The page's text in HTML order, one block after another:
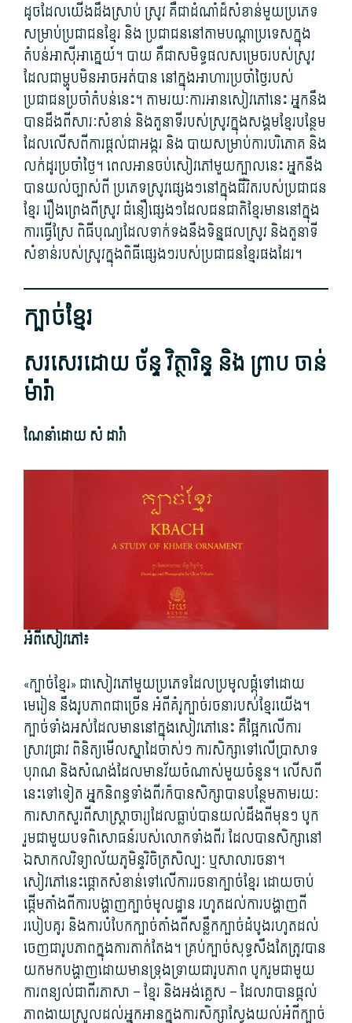
ដូចដែល​យើង​ដឹង​ស្រាប់ ស្រូវ គឺជា​ដំណាំ​ដ៏​សំខាន់​មួយ​ប្រភេទ
សម្រាប់​ប្រជាជន​ខ្មែរ និង ប្រជាជន​នៅ​តាម​បណ្ដា​ប្រទេស​ក្នុង​
តំបន់​អាស៊ី​អាគ្នេយ៍។ បាយ គឺជា​សមិទ្ធផល​សម្រេច​របស់​ស្រូវ
ដែល​ជា​ម្ហូប​មិន​អាច​អត់​បាន នៅ​ក្នុង​អាហារ​ប្រចាំថ្ងៃ​របស់​
ប្រជាជន​ប្រចាំ​តំបន់​នេះ។ តាមរយៈ​ការ​អាន​សៀវភៅ​នេះ អ្នក​នឹង​
បាន​ដឹង​ពី​សារៈសំ​ខាន់ និង​តួនាទី​របស់​ស្រូវ​ក្នុង​សង្គម​ខ្មែរ​បន្ថែម
ដែល​លើស​ពី​ការ​ផ្តល់​ជា​អង្ករ និង បាយ​សម្រាប់​ការ​បរិភោគ និង​
លក់ដូរ​ប្រចាំថ្ងៃ។ ពេល​អាន​ចប់​សៀវភៅ​មួយ​ក្បាល​នេះ អ្នក​នឹង​
បាន​យល់​ច្បាស់​ពី ប្រភេទ​ស្រូវ​ផ្សេងៗ​នៅ​ក្នុង​ជីវិត​របស់​ប្រជាជន​
ខ្មែរ រឿងព្រេង​ពី​ស្រូវ ជំនឿ​ផ្សេងៗ​ដែល​ជនជាតិ​ខ្មែរ​មាននៅ​ក្នុង​
ការ​ធ្វើស្រែ ពិធីបុណ្យ​ដែល​ទាក់ទង​នឹង​ទិន្នផល​ស្រូវ និង​តួនាទី​
សំខាន់​របស់​ស្រូវ​ក្នុង​ពិធី​ផ្សេងៗ​របស់​ប្រជាជន​ខ្មែរ​ផង​ដែរ។
ក្បាច់​ខ្មែរ​
សរសេរ​ដោយ ច័ន្ទ ​វិ​ត្ថា​រិន្ទ និង ព្រាប​ ចាន់​
ម៉ា​រ៉ា
​ណែនាំ​ដោយ សំ ដារ៉ា
អំពី​សៀវភៅ៖
«ក្បាច់​ខ្មែរ» ជា​សៀវភៅ​មួយ​ប្រភេទ​ដែល​ប្រមូលផ្ដុំ​ទៅ​ដោយ​
មេរៀន នឹង​រូបភាព​ជាច្រើន អំពី​គំរូ​ក្បាច់រចនា​របស់​ខ្មែរយើង។
ក្បាច់​ទាំងអស់​ដែល​មាននៅ​ក្នុង​សៀវភៅ​នេះ គឺ​ផ្អែកលើ​ការ
ស្រាវជ្រាវ ពិនិត្យមើល​ស្នា​ដៃ​ចាស់ៗ ការសិក្សា​ទៅលើ​ប្រាសាទ​
បុរាណ និង​សំណង់​ដែល​មាន​វ័យ​ចំណាស់​មួយ​ចំនួន។ លើស​ពី​
នេះ​ទៅទៀត អ្នកនិពន្ធ​ទាំងពីរ​ក៏បាន​សិក្សា​បាន​បន្ថែម​តាមរយៈ
ការសាកសួរ​ពី​សាស្ត្រាចារ្យ​ដែល​ធ្លាប់​បាន​យល់ដឹង​ពី​មុនៗ បូក
រួម​ជាមួយ​បទពិសោធន៍​របស់​លោក​ទាំងពីរ ដែល​បាន​សិក្សា​នៅ​
ឯ​សាកលវិទ្យាល័យ​ភូមិន្ទ​វិចិត្រ​សិល្បៈ ឬ​សាលា​រចនា។
សៀវភៅ​នេះ​ផ្ដោត​សំខាន់​ទៅលើ​ការរចនា​ក្បាច់​ខ្មែរ ដោយ​ចាប់
ផ្ដើម​តាំងពី​ការ​បង្ហាញ​ក្បាច់​មូលដ្ឋាន រហូតដល់​ការ​បង្ហាញ​ពី​
របៀប​គូរ និង​ការ​បំបែក​ក្បាច់​តាំងពី​សន្លឹក​ក្បាច់​ដំបូង​រហូតដល់​
ចេញ​ជា​រូបភាព​ក្នុង​ការ​តាក់តែង។ គ្រប់​ក្បាច់​សុទ្ធសឹងតែ​ត្រូវ​បាន​
យក​មក​បង្ហាញ​ដោយមាន​ទ្រុង​ទ្រាយ​ជា​រូបភាព បូករួម​ជាមួយ​
ការ​ពន្យល់​ជា​ពីរ​ភាសា – ខ្មែរ និង​អង់គ្លេស – ដែល​វា​បាន​ផ្ដល់​
ភាព​ងាយស្រួល​ដល់​អ្នកអាន​ក្នុង​ការសិក្សា​ស្វែងយល់​អំពី​ក្បាច់​